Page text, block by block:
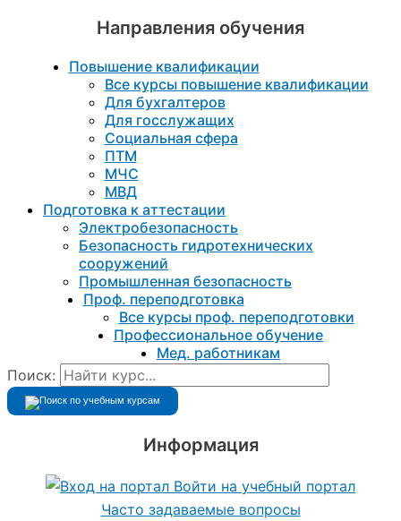
Направления обучения
Повышение квалификации
Все курсы повышение квалификации
Для бухгалтеров
Для госслужащих
Социальная сфера
ПТМ
МЧС
МВД
Подготовка к aттестации
Электробезопасность
Безопасность гидротехнических
сооружений
Промышленная безопасность
Проф. переподготовка
Все курсы проф. переподготовки
Профессиональное обучение
Мед. работникам
Поиск:
Информация
Войти на учебный портал
Часто задаваемые вопросы